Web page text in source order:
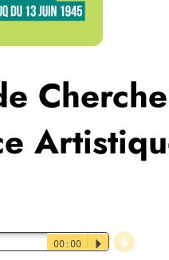
00:00 P d